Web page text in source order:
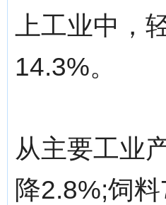
上工业中，
14.3%。
从主要工业
降2.8%;饲